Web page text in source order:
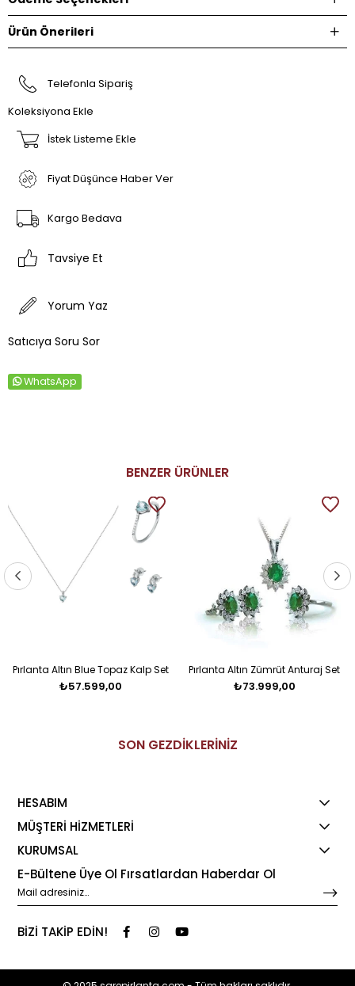
Ürün Önerileri
Telefonla Sipariş
Koleksiyona Ekle
İstek Listeme Ekle
Fiyat Düşünce Haber Ver
Kargo Bedava
Tavsiye Et
Yorum Yaz
Satıcıya Soru Sor
WhatsApp
BENZER ÜRÜNLER
Pırlanta Altın Blue Topaz Kalp Set
₺57.599,00
Pırlanta Altın Zümrüt Anturaj Set
₺73.999,00
SON GEZDİKLERİNİZ
HESABIM
MÜŞTERİ HİZMETLERİ
KURUMSAL
E-Bültene Üye Ol Fırsatlardan Haberdar Ol
BİZİ TAKİP EDİN!